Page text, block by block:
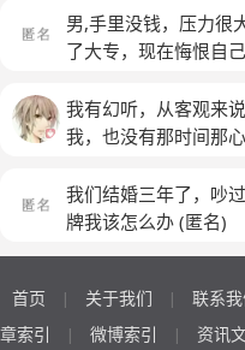
整个人生都是灰暗的
茫、提不起精神，我
不到工作。就是需要
考试周，我整个人压
暴力，一个高的一个
乐。如果继续现在的
可以参加各种考试，
现我根本就不喜欢这
男,手里没钱，压力很
了大专，现在悔恨自
有4岁了，有房有车，
在一起也很开心，读
我有幻听，从客观来
我，也没有那时间那
我们结婚三年了，吵
牌我该怎么办 (匿名)
首页 | 关于我们 | 联系
章索引
| 微博索引 | 资讯